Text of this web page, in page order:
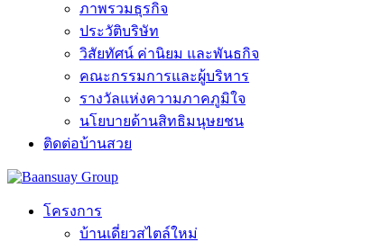
ภาพรวมธุรกิจ
ประวัติบริษัท
วิสัยทัศน์ ค่านิยม และพันธกิจ
คณะกรรมการและผู้บริหาร
รางวัลแห่งความภาคภูมิใจ
นโยบายด้านสิทธิมนุษยชน
ติดต่อบ้านสวย
โครงการ
บ้านเดี่ยวสไตล์ใหม่